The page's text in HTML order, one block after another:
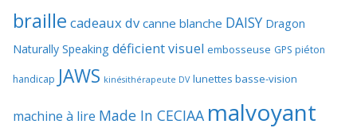
braille cadeaux dv canne blanche DAISY Dragon
Naturally Speaking déficient visuel embosseuse GPS piéton
handicap JAWS kinésithérapeute DV lunettes basse-vision
machine à lire Made In CECIAA malvoyant